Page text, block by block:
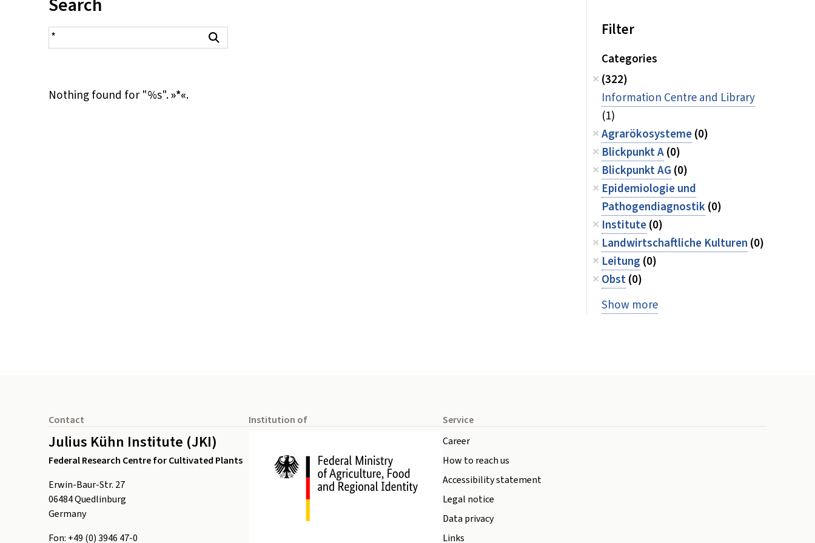
search result
Nothing found for "%s".»*«.
Filter
Categories
(322)
Information Centre and Library
(1)
Agrarökosysteme(0)
Blickpunkt A(0)
Blickpunkt AG (0)
Epidemiologie und
Pathogendiagnostik(0)
Institute(0)
Landwirtschaftliche Kulturen (0)
Leitung (0)
Obst(0)
Show more
Contact
Julius Kühn Institute (JKI)
Federal Research Centre for Cultivated Plants
Erwin-Baur-Str. 27
06484Quedlinburg
Germany
Fon: +49 (0) 3946 47-0
Institution of
Service
Career
How to reach us
Accessibility statement
Legal notice
Data privacy
Links